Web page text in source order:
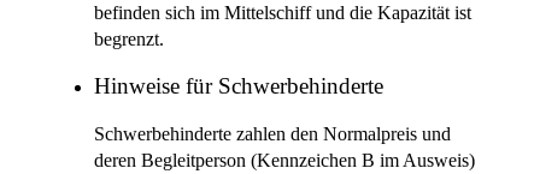
befinden sich im Mittelschiff und die Kapazität ist
begrenzt.
Hinweise für Schwerbehinderte
Schwerbehinderte zahlen den Normalpreis und
deren Begleitperson (Kennzeichen B im Ausweis)